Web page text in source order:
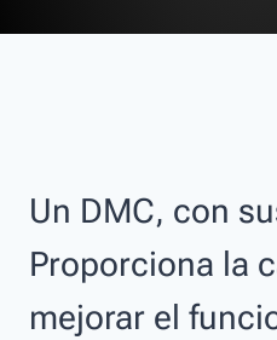
Un DMC, con
Proporciona la
mejorar el